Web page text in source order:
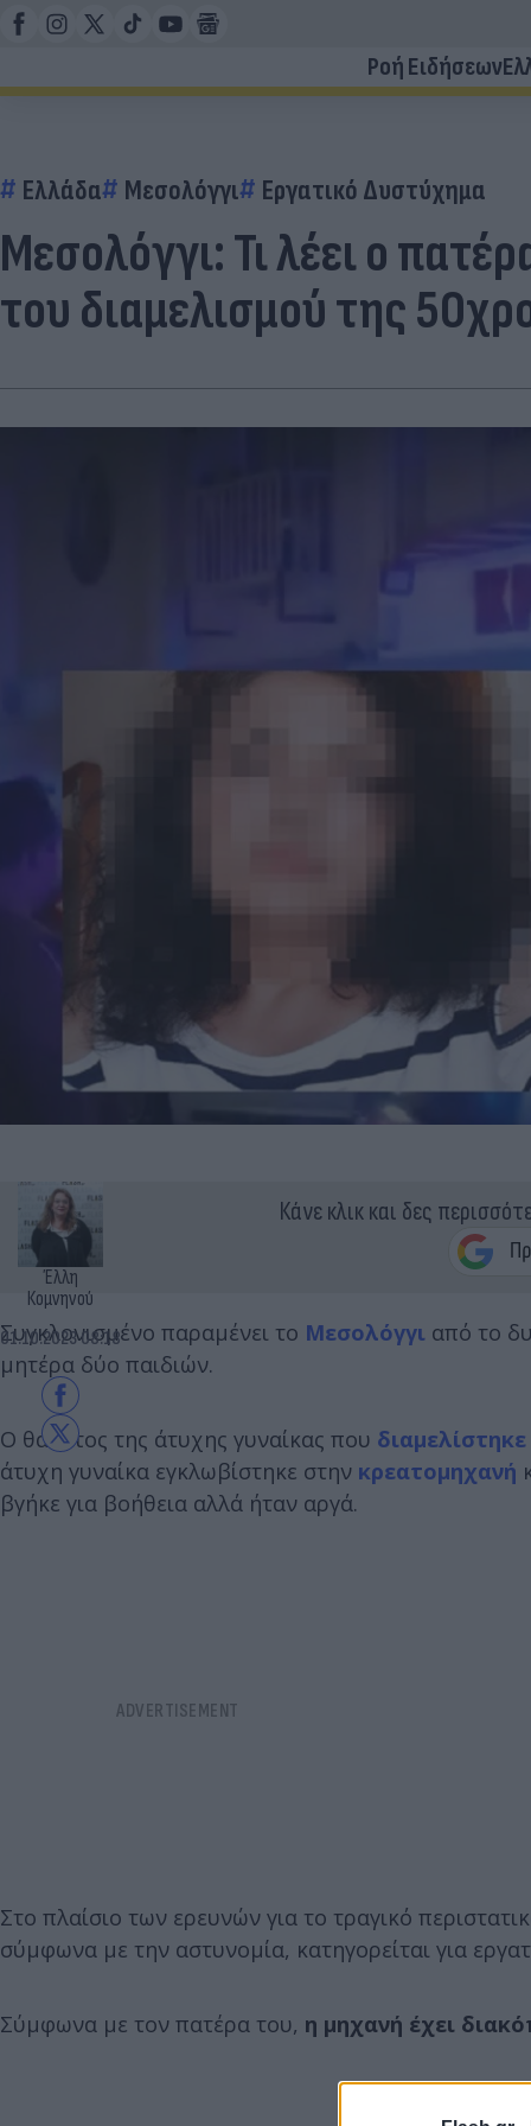
Ροή Ειδήσεων
Ελλάδα Μεσολόγγι Εργατικό Δυστύχημα
Μεσολόγγι: Τι λέει ο
του διαμελισμού της
Έλλη
Κομνηνού
01.10.2023 08:18
Κάνε κλικ και δες
Συγκλονισμένο παραμένει το Μεσολόγγι από το
μητέρα δύο παιδιών.
Ο θάνατος της άτυχης γυναίκας που διαμελίστηκε
άτυχη γυναίκα εγκλωβίστηκε στην κρεατομηχανή
βγήκε για βοήθεια αλλά ήταν αργά.
Στο πλαίσιο των ερευνών για το τραγικό
σύμφωνα με την αστυνομία, κατηγορείται για
Σύμφωνα με τον πατέρα του, η μηχανή έχει